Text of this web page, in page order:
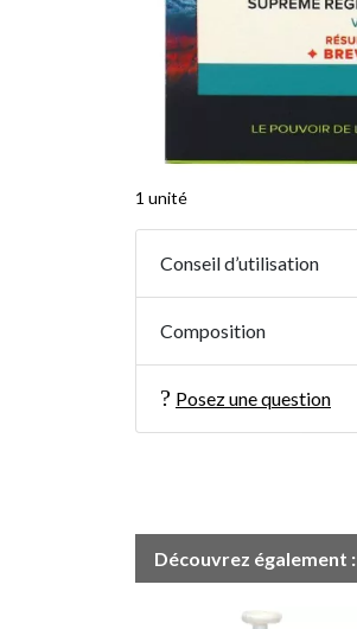
1 unité
Conseil d’utilisation
Composition
Posez une question
Découvrez également :